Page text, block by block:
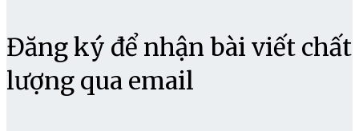
Đăng ký để nhận bài viết chất
lượng qua email